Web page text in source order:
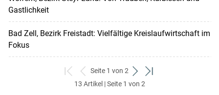
Gastlichkeit
Bad Zell, Bezirk Freistadt: Vielfältige Kreislaufwirtschaft im
Fokus
zum
ersten
zurück
zum
Seite 1 von 2
weiter
zum
zum
13 Artikel | Seite 1 von 2